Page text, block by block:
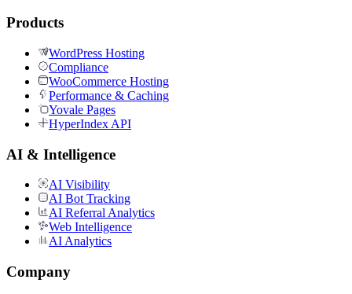
Products
WordPress Hosting
Compliance
WooCommerce Hosting
Performance & Caching
Yovale Pages
HyperIndex API
AI & Intelligence
AI Visibility
AI Bot Tracking
AI Referral Analytics
Web Intelligence
AI Analytics
Company